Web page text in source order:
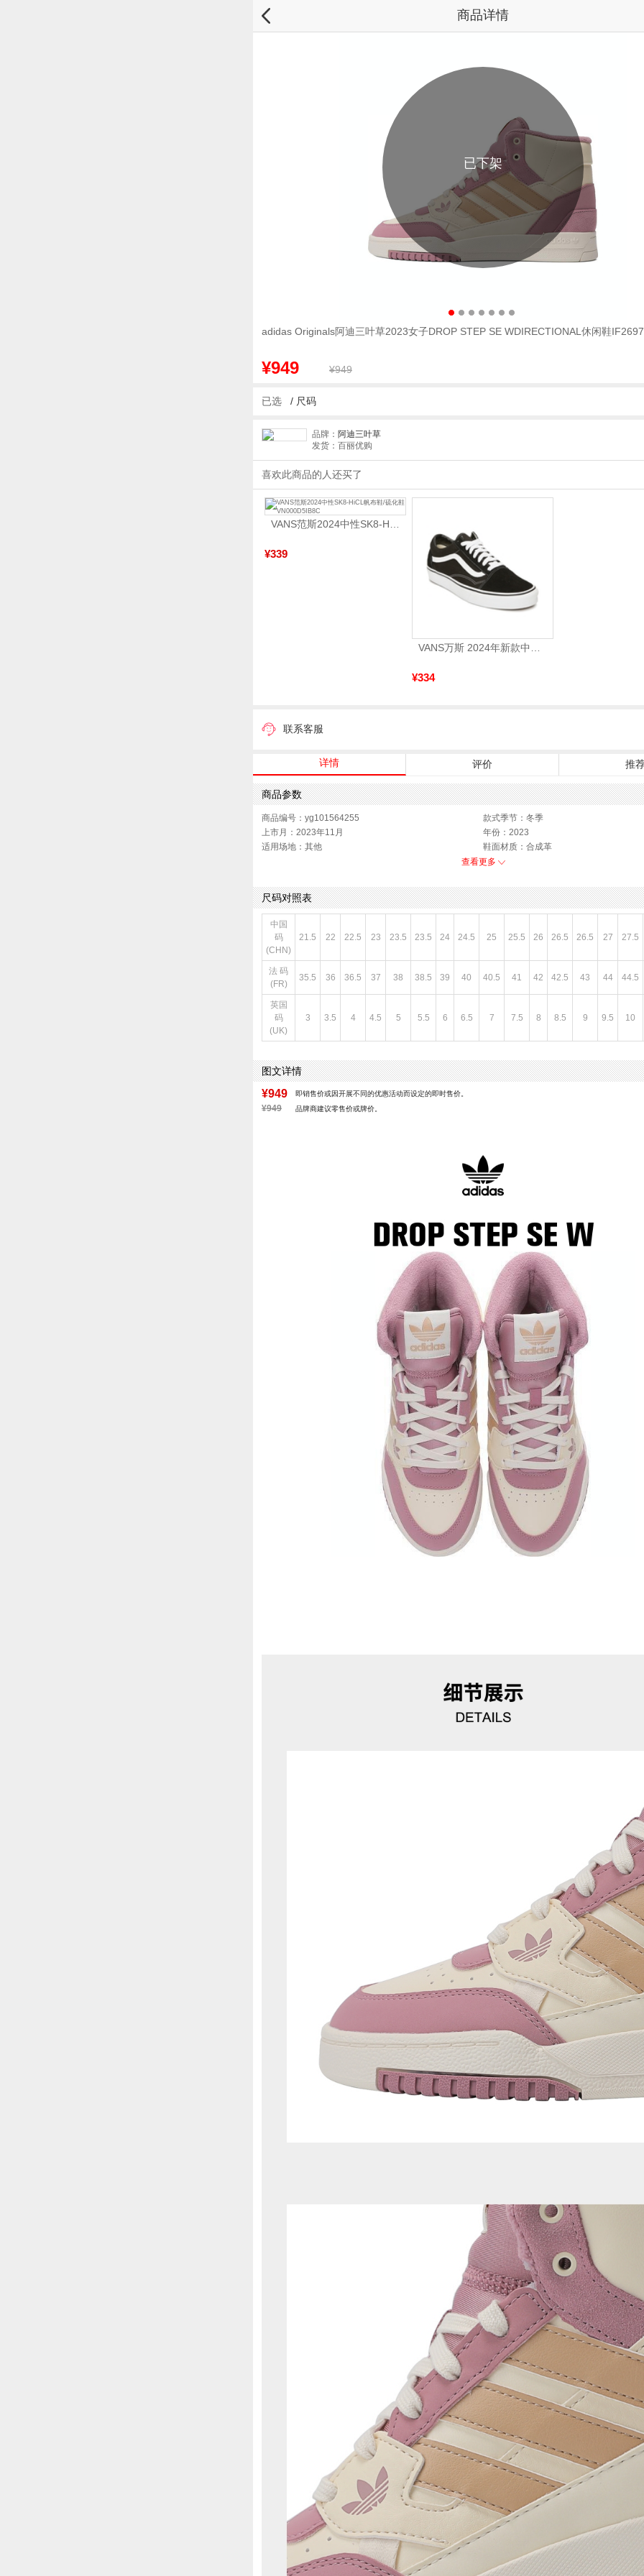
商品详情
已下架
adidas Originals阿迪三叶草2023女子DROP STEP SE WDIRECTIONAL休闲鞋IF2697
¥949 ¥949
已选 / 尺码
品牌： 阿迪三叶草
发货：百丽优购
喜欢此商品的人还买了
¥339
¥334
联系客服
详情 评价 推
商品参数
商品编号：yg101564255
款式季节：冬季
上市月：2023年11月
年份：2023
适用场地：其他
鞋面材质：合成革
功能科技：无
货品来源：招商
上市时间：2023年冬季
鞋帮：高帮
色系：白色
风格：休闲
查看更多
尺码对照表
中国
码
(CHN)
21.5 22 22.5 23 23.5 23.5 24 24.5 25 25.5 26 26.5 26.5 27 27.5
法 码
(FR)
35.5 36 36.5 37 38 38.5 39 40 40.5 41 42 42.5 43 44 44.5
英国
码
(UK)
3 3.5 4 4.5 5 5.5 6 6.5 7 7.5 8 8.5 9 9.5 10
图文详情
¥949 即销售价或因开展不同的优惠活动而设定的即时售价。
¥949 品牌商建议零售价或牌价。